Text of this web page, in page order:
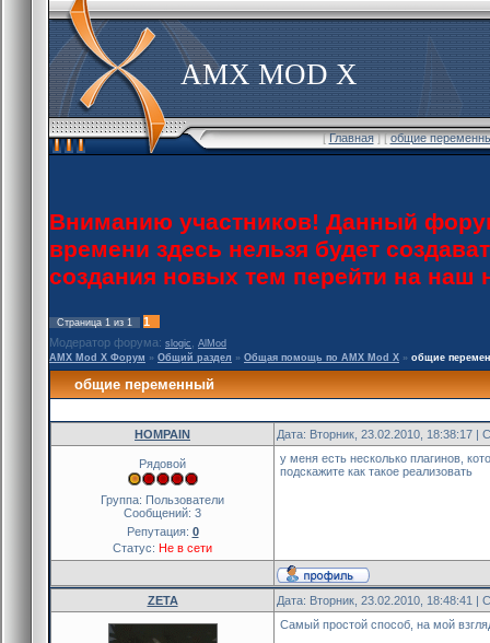
AMX MOD X
[Главная] [общие
Вниманию участников! Данный
времени здесь нельзя будет
создания новых тем перейти на
Страница 1 из 1
1
Модератор форума: slogic
AlMod
AMX Mod X Форум » Общий раздел » Общая помощь по AMX Mod X » общие
общие переменный
HOMPAIN Дата: Вторник, 23.02.2010, 18:38:17 |
Рядовой
Группа: Пользователи
Сообщений: 3
Репутация: 0
Статус: Не в сети
у меня есть несколько плагинов,
подскажите как такое реализовать
ZETA Дата: Вторник, 23.02.2010, 18:48:41 |
Самый простой способ, на мой